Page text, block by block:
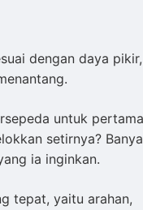
dengan daya pikir,
untuk pertama
setirnya?
ia inginkan.
tepat, yaitu arahan,